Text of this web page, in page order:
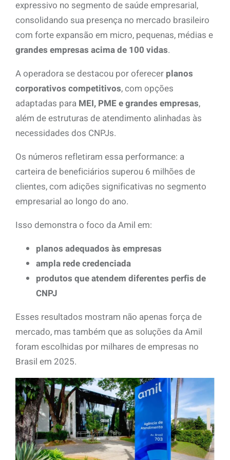
expressivo no segmento de saúde empresarial,
consolidando sua presença no mercado brasileiro
com forte expansão em micro, pequenas, médias e
grandes empresas acima de 100 vidas.
A operadora se destacou por oferecer planos
corporativos competitivos, com opções
adaptadas para MEI, PME e grandes empresas,
além de estruturas de atendimento alinhadas às
necessidades dos CNPJs.
Os números refletiram essa performance: a
carteira de beneficiários superou 6 milhões de
clientes, com adições significativas no segmento
empresarial ao longo do ano.
Isso demonstra o foco da Amil em:
planos adequados às empresas
ampla rede credenciada
produtos que atendem diferentes perfis de
CNPJ
Esses resultados mostram não apenas força de
mercado, mas também que as soluções da Amil
foram escolhidas por milhares de empresas no
Brasil em 2025.